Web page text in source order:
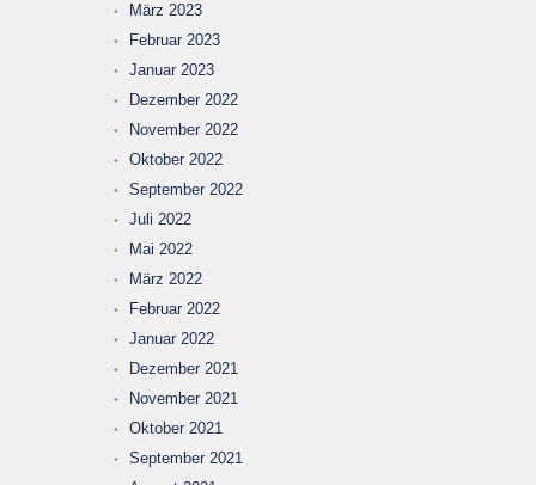
März 2023
Februar 2023
Januar 2023
Dezember 2022
November 2022
Oktober 2022
September 2022
Juli 2022
Mai 2022
März 2022
Februar 2022
Januar 2022
Dezember 2021
November 2021
Oktober 2021
September 2021